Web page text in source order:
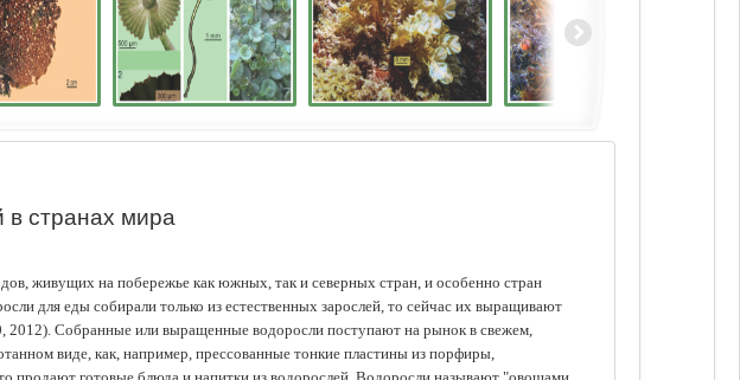
в странах мира
живущих на побережье как южных, так и северных стран, и особенно стран
для еды собирали только из естественных зарослей, то сейчас их выращивают
2012). Собранные или выращенные водоросли поступают на рынок в свежем,
виде, как, например, прессованные тонкие пластины из порфиры,